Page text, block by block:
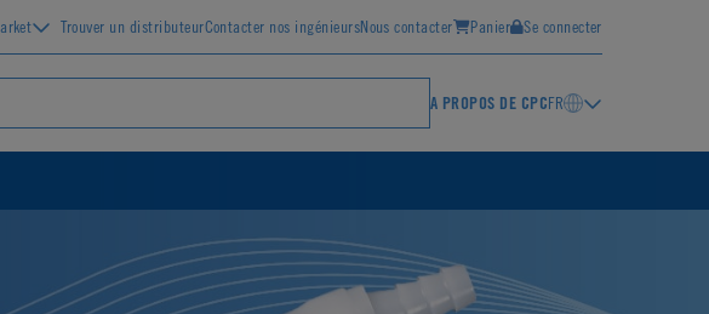
Trouver un distributeurContacter nos ingénieursNous contacter Panier Se connecter
A PROPOS DE CPCFR